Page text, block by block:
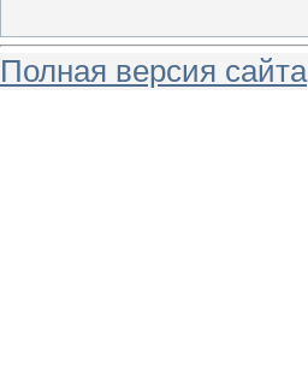
Полная версия сайта